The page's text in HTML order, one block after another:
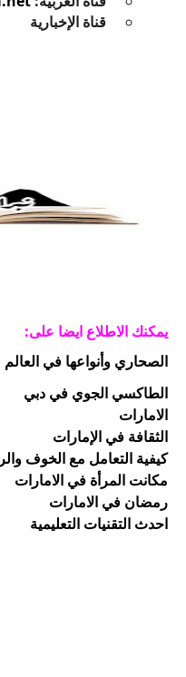
قناة الإخبارية
يمكنك الاطلاع ايضا على:
الصحاري وأنواعها في العالم
الطاكسي الجوي في دبي
الامارات
الثقافة في الإمارات
كيفية التعامل مع الخوف
مكانت المرأة في الامارات
رمضان في الامارات
احدث التقنيات التعليمية